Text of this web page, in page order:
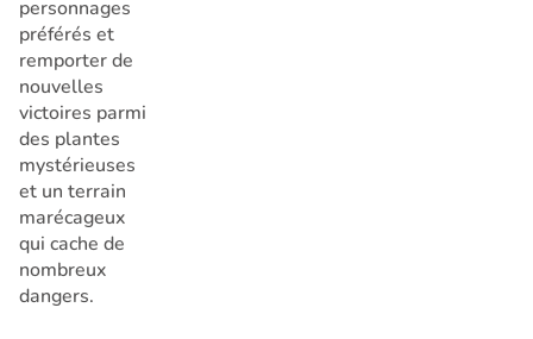
personnages
préférés et
remporter de
nouvelles
victoires parmi
des plantes
mystérieuses
et un terrain
marécageux
qui cache de
nombreux
dangers.